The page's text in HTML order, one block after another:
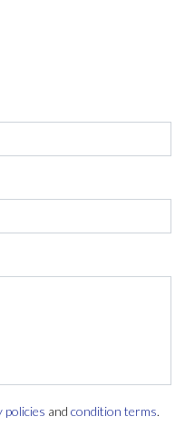
policies and condition terms.